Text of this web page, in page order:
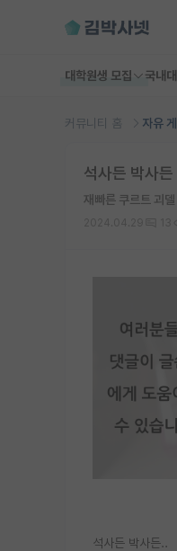
대학원생 모집 국내
커뮤니티 홈 자유
석사든 박사
재빠른 쿠르트 괴델
석사든 박사든..